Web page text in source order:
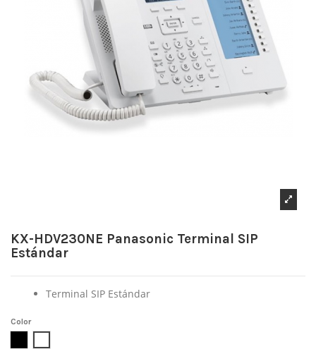
KX-HDV230NE Panasonic Terminal SIP
Estándar
Terminal SIP Estándar
Color